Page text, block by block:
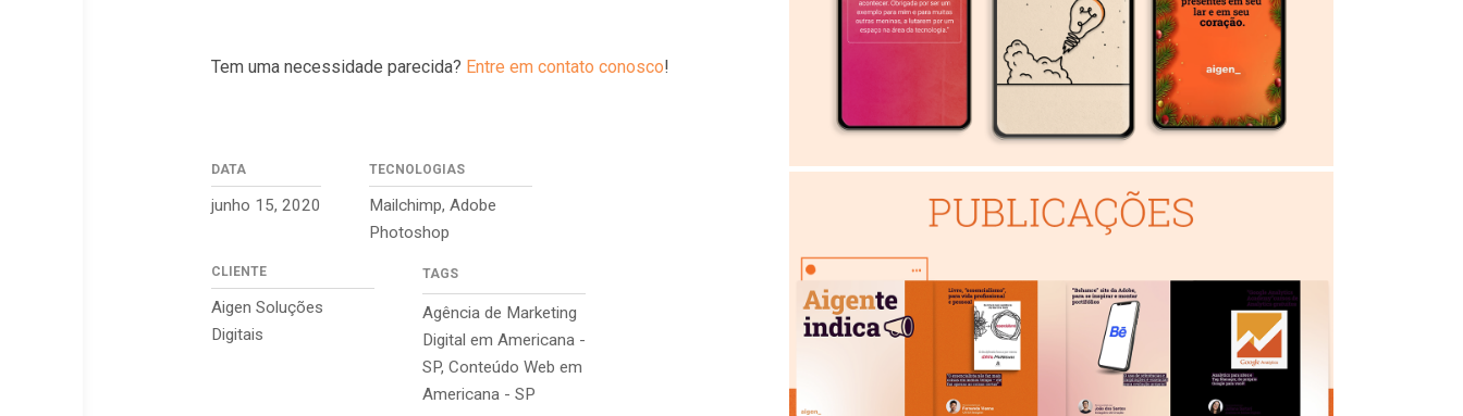
Tem uma necessidade parecida? Entre em contato conosco!
DATA
junho 15, 2020
TECNOLOGIAS
Mailchimp, Adobe
Photoshop
CLIENTE
Aigen Soluções
Digitais
TAGS
Agência de Marketing
Digital em Americana -
SP, Conteúdo Web em
Americana - SP